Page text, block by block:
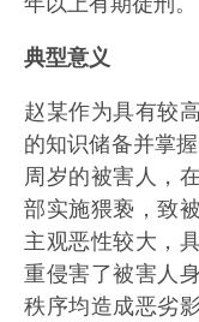
典型意义
赵某作为具有较
的知识储备并掌
周岁的被害人，
部实施猥亵，致
主观恶性较大，
重侵害了被害人
秩序均造成恶劣